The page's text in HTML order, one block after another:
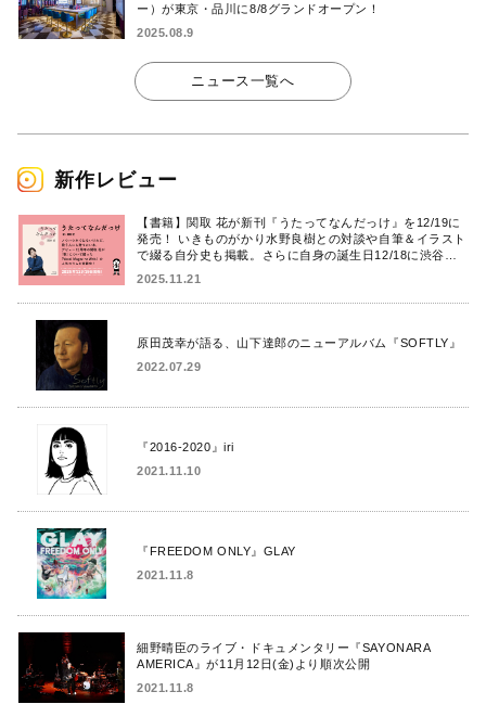
ー）が東京・品川に8/8グランドオープン！
2025.08.9
ニュース一覧へ
新作レビュー
【書籍】関取 花が新刊『うたってなんだっけ』を12/19に
発売！ いきものがかり水野良樹との対談や自筆＆イラスト
で綴る自分史も掲載。さらに自身の誕生日12/18に渋谷で
2025.11.21
原田茂幸が語る、山下達郎のニューアルバム『SOFTLY』
2022.07.29
『2016-2020』iri
2021.11.10
『FREEDOM ONLY』GLAY
2021.11.8
細野晴臣のライブ・ドキュメンタリー『SAYONARA
AMERICA』が11月12日(金)より順次公開
2021.11.8